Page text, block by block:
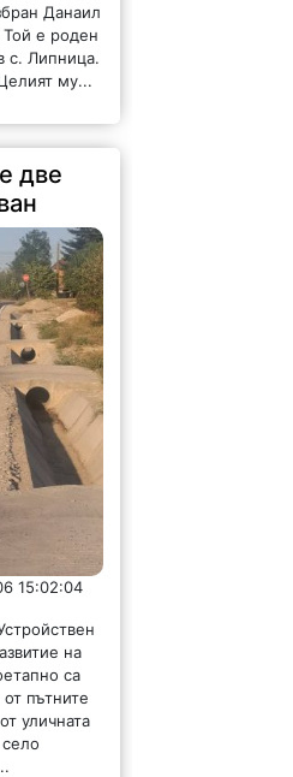
Данаил
е роден
с. Липница.
му...
две
15:02:04
на
са
пътните
уличната